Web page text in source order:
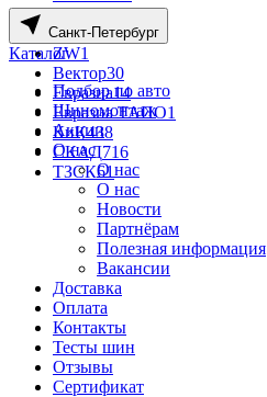
Wheels UP77
X-trike350
ZW1
Вектор30
Евразиа14
Евразиа ТАПО1
КиК438
СКАД716
ТЗСК61
Санкт-Петербург
Каталог
Подбор по авто
Шиномонтаж
Акции
О нас
О нас
О нас
Новости
Партнёрам
Полезная информация
Вакансии
Доставка
Оплата
Контакты
Тесты шин
Отзывы
Сертификат